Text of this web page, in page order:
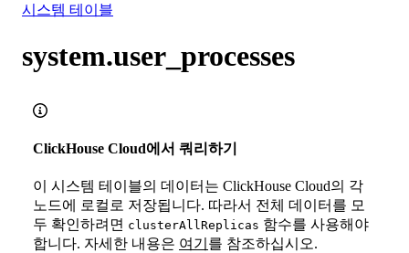
시스템 테이블
system.user_processes
ClickHouse Cloud에서 쿼리하기
이 시스템 테이블의 데이터는 ClickHouse Cloud의 각
노드에 로컬로 저장됩니다. 따라서 전체 데이터를 모
두 확인하려면 clusterAllReplicas 함수를 사용해야
합니다. 자세한 내용은 여기 를 참조하십시오.